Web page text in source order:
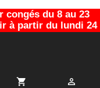
congés du 8 au 23
à partir du lundi 24
shopping_cart 